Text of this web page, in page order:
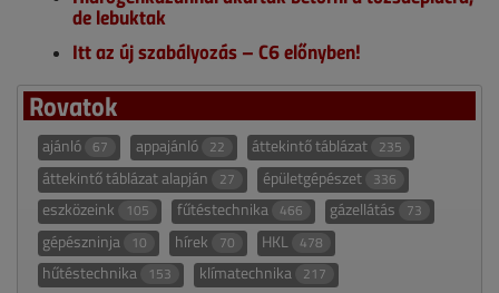
de lebuktak
Itt az új szabályozás – C6 előnyben!
Rovatok
ajánló 67 appajánló 22 áttekintő táblázat 235
áttekintő táblázat alapján 27 épületgépészet 336
eszközeink 105 fűtéstechnika 466 gázellátás 73
gépészninja 10 hírek 70 HKL 478
hűtéstechnika 153 klímatechnika 217